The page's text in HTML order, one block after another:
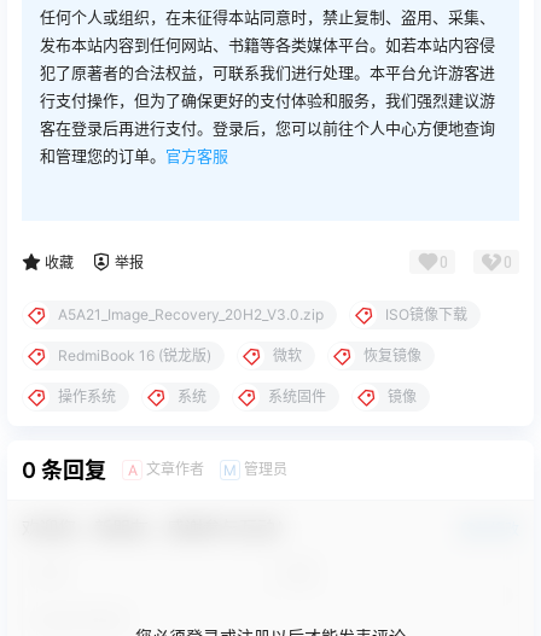
任何个人或组织，在未征得本站同意时，禁止复制、盗用、采集、
发布本站内容到任何网站、书籍等各类媒体平台。如若本站内容侵
犯了原著者的合法权益，可联系我们进行处理。本平台允许游客进
行支付操作，但为了确保更好的支付体验和服务，我们强烈建议游
客在登录后再进行支付。登录后，您可以前往个人中心方便地查询
和管理您的订单。 官方客服
收藏 举报 0 0
A5A21_Image_Recovery_20H2_V3.0.zip ISO镜像下载
RedmiBook 16 (锐龙版) 微软 恢复镜像
操作系统 系统 系统固件 镜像
0 条回复 A 文章作者 M 管理员